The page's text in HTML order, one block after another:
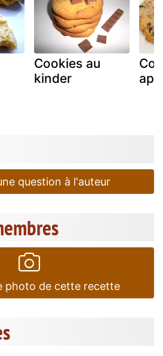
Cookies au
kinder
question à l'auteur
photo de cette recette